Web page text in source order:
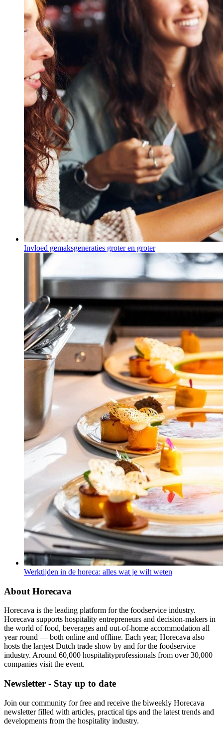
Invloed gemaksgeneraties groter en groter
Werktijden in de horeca: alles wat je wilt weten
About Horecava
Horecava is the leading platform for the foodservice industry.
Horecava supports hospitality entrepreneurs and decision-makers in
the world of food, beverages and out-of-home accommodation all
year round — both online and offline. Each year, Horecava also
hosts the largest Dutch trade show by and for the foodservice
industry. Around 60,000 hospitalityprofessionals from over 30,000
companies visit the event.
Newsletter - Stay up to date
Join our community for free and receive the biweekly Horecava
newsletter filled with articles, practical tips and the latest trends and
developments from the hospitality industry.